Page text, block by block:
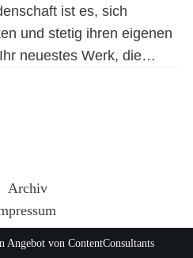
ist es, sich
und stetig ihren eigenen
neuestes Werk, die…
Archiv
Angebot von ContentConsultants